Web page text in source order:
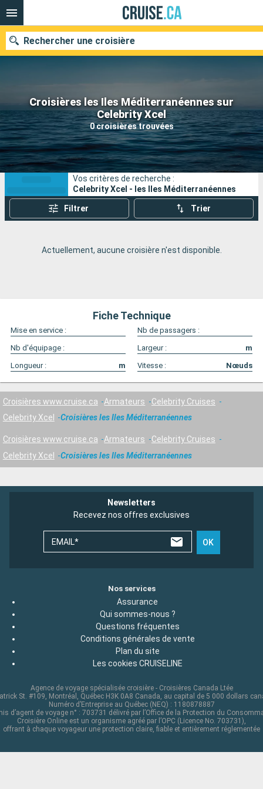
Croisières les Iles Méditerranéennes sur
Celebrity Xcel
0 croisières trouvées
Rechercher une croisière
Nos destinations
Mois de départ
Ports Compagnies
Rechercher
Vos critères de recherche :
Celebrity Xcel - les Iles Méditerranéennes
Filtrer Trier
Actuellement, aucune croisière n'est disponible.
Fiche Technique
Mise en service :
Nb de passagers :
Nb d'équipage :
Largeur :
m
Longueur :
m Vitesse : Nœuds
Croisières www.cruise.ca Armateurs
Celebrity Cruises
Celebrity Xcel
Croisières les Iles Méditerranéennes
Croisières www.cruise.ca Armateurs
Celebrity Cruises
Celebrity Xcel
Croisières les Iles Méditerranéennes
Newsletters
Recevez nos offres exclusives
EMAIL* OK
Nos services
Assurance
Qui sommes-nous ?
Questions fréquentes
Conditions générales de vente
Plan du site
Les cookies CRUISELINE
Agence de voyage spécialisée croisière - Croisières Canada Ltée
St. #109, Montréal, Québec H3K 0A8 Canada, au capital de 5 000 dollars
Numéro d’Entreprise au Québec (NEQ) : 1180878887
d’agent de voyage n° : 703731 délivré par l’Office de la Protection du
Croisière Online est un organisme agréé par l’OPC (Licence No. 703731),
offrant à chaque voyageur une protection claire, fiable et entièrement réglementée